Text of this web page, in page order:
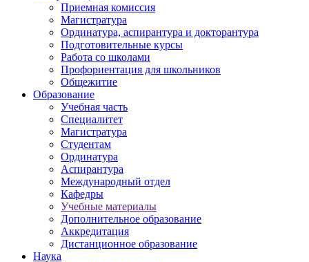
Приемная комиссия
Магистратура
Ординатура, аспирантура и докторантура
Подготовительные курсы
Работа со школами
Профориентация для школьников
Общежитие
Образование
Учебная часть
Специалитет
Магистратура
Студентам
Ординатура
Аспирантура
Международный отдел
Кафедры
Учебные материалы
Дополнительное образование
Аккредитация
Дистанционное образование
Наука